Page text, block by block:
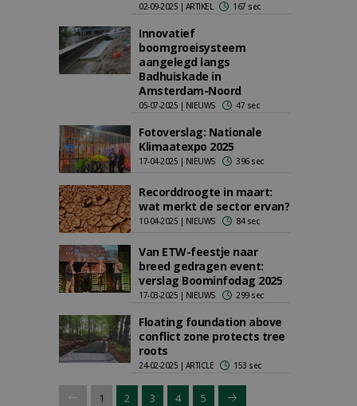
02-09-2025 | ARTIKEL 167 sec
Innovatief
boomgroeisysteem
aangelegd langs
Badhuiskade in
Amsterdam-Noord
05-07-2025 | NIEUWS 47 sec
Fotoverslag: Nationale
Klimaatexpo 2025
17-04-2025 | NIEUWS 396 sec
Recorddroogte in maart:
wat merkt de sector ervan?
10-04-2025 | NIEUWS 84 sec
Van ETW-feestje naar
breed gedragen event:
verslag Boominfodag 2025
17-03-2025 | NIEUWS 299 sec
Floating foundation above
conflict zone protects tree
roots
24-02-2025 | ARTICLE 153 sec
1 2 3 4 5